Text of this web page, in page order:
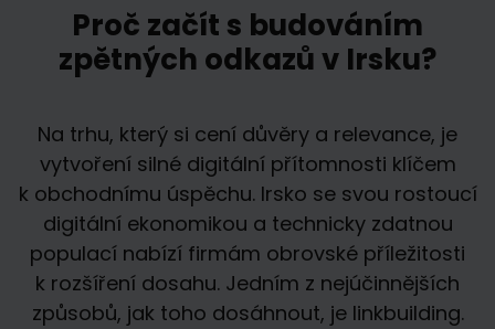
Proč začít s budováním
zpětných odkazů v Irsku?
Na trhu, který si cení důvěry a relevance, je
vytvoření silné digitální přítomnosti klíčem
k obchodnímu úspěchu. Irsko se svou rostoucí
digitální ekonomikou a technicky zdatnou
populací nabízí firmám obrovské příležitosti
k rozšíření dosahu. Jedním z nejúčinnějších
způsobů, jak toho dosáhnout, je linkbuilding.